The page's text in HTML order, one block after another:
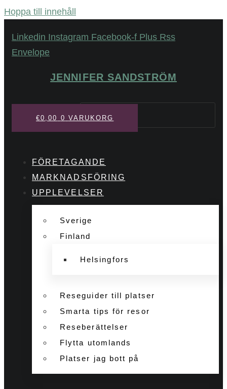
Hoppa till innehåll
Linkedin Instagram Facebook-f Plus Rss
Envelope
JENNIFER SANDSTRÖM
Sök
€0,00 0 VARUKORG
FÖRETAGANDE
MARKNADSFÖRING
UPPLEVELSER
Sverige
Finland
Helsingfors
Reseguider till platser
Smarta tips för resor
Reseberättelser
Flytta utomlands
Platser jag bott på